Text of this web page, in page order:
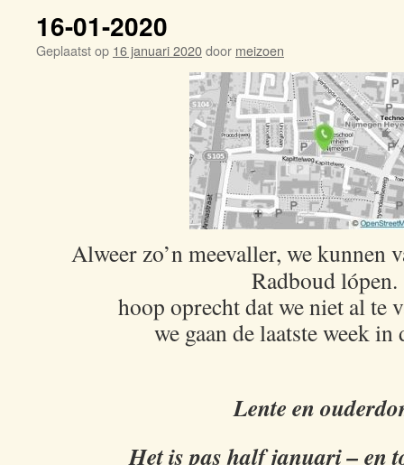
16-01-2020
Geplaatst op 16 januari 2020door meizoen
Alweer zo’n meevaller, we kunnen
Radboud lópen.
hoop oprecht dat we niet al te
we gaan de laatste week
Lente en
Het is pas half januari – en